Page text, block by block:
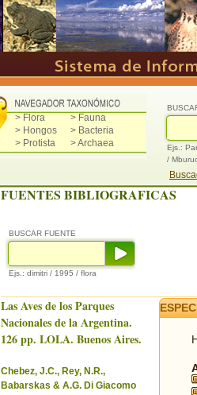
> Flora
> Fauna
> Hongos
> Bacteria
> Protista
> Archaea
Ejs.:
/
FUENTES BIBLIOGRAFICAS
BUSCAR FUENTE
Ejs.: dimitri / 1995 / flora
Las Aves de los Parques
Nacionales de la Argentina.
126 pp. LOLA. Buenos Aires.
Chebez, J.C., Rey, N.R.,
Babarskas & A.G. Di Giacomo